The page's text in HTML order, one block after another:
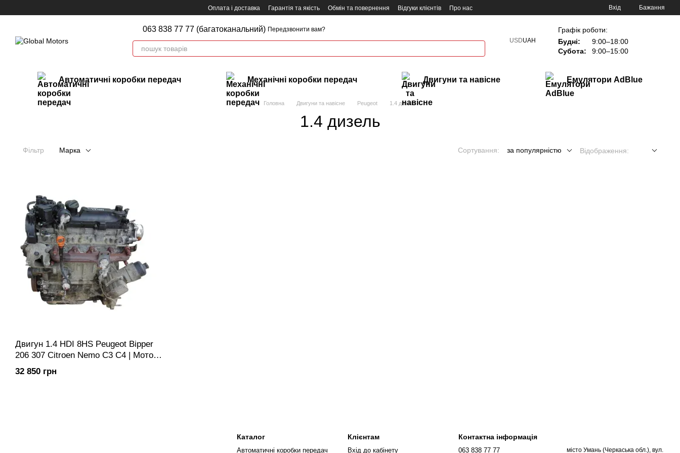
Оплата і доставка Гарантія та якість Обмін та повернення Відгуки клієнтів Про нас Вхід Бажання
063 838 77 77 (багатоканальний) Передзвонити вам?
USDUAH
Графік роботи:
Будні:
9:00–18:00
Субота:
9:00–15:00
Автоматичні коробки передач Механічні коробки передач Двигуни та навісне Емулятори AdBlue
Головна Двигуни та навісне Peugeot 1.4 дизель
1.4 дизель
Фільтр Марка Сортування: за популярністю Відображення:
Двигун 1.4 HDI 8HS Peugeot Bipper
206 307 Citroen Nemo C3 C4 | Мотор
ДВС Двигатель
32 850 грн
Каталог
Автоматичні коробки передач
Клієнтам
Вхід до кабінету
Контактна інформація
063 838 77 77 місто Умань (Черкаська обл.), вул.